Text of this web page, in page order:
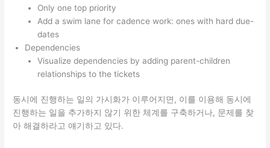
Only one top priority
Add a swim lane for cadence work: ones with hard due-
dates
Dependencies
Visualize dependencies by adding parent-children
relationships to the tickets
동시에 진행하는 일의 가시화가 이루어지면, 이를 이용해 동시에
진행하는 일을 추가하지 않기 위한 체계를 구축하거나, 문제를 찾
아 해결하라고 얘기하고 있다.